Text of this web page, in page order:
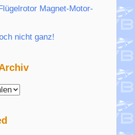
Magnet-Motor-
nicht ganz!